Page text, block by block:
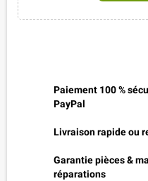
Paiement 100 %
PayPal
Livraison rapide ou
Garantie pièces &
réparations